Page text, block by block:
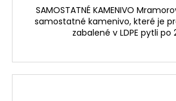
SAMOSTATNÉ KAMENIVO
samostatné kamenivo, které je
zabalené v LDPE pytli po